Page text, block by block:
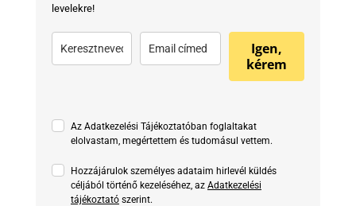
levelekre!
Igen,
kérem
Az Adatkezelési Tájékoztatóban foglaltakat
elolvastam, megértettem és tudomásul vettem.
Hozzájárulok személyes adataim hirlevél küldés
céljából történő kezeléséhez, az Adatkezelési
tájékoztatószerint.